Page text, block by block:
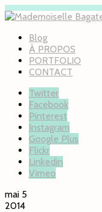
Blog
À PROPOS
PORTFOLIO
CONTACT
Twitter
Facebook
Pinterest
Instagram
Google Plus
Flickr
Linkedin
Vimeo
mai 5
2014